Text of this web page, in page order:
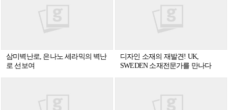
삼미벽난로, 은나노 세라믹의 벽난
로 선보여
디자인 소재의 재발견! UK,
SWEDEN 소재전문가를 만나다